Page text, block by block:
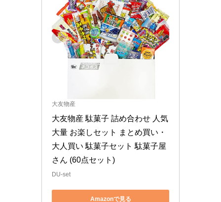
大友物産
大友物産 駄菓子 詰め合わせ 人気
大量 お楽しセット まとめ買い・
大人買い 駄菓子セット 駄菓子屋
さん (60点セット)
DU-set
Amazonで見る